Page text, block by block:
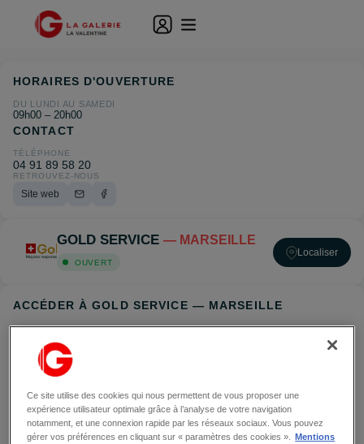
GOLD SERVICE — MARSEILLE
OUVERT
Localiser
ACCÉDER À GOLD SERVICE — MARSEILLE
HORAIRES D'OUVERTURE
DU LUNDI AU SAMEDI
09h00 – 20h00
CONTACT
TÉLÉPHONE
04 91 89 58 20
RETROUVEZ-NOUS
Site web
Ce site utilise des cookies qui nous permettent de vous proposer une
expérience utilisateur optimale grâce à l’analyse de votre navigation
notamment, et une connexion rapide par les réseaux sociaux. Vous pouvez
gérer vos préférences en cliquant sur « paramètres des cookies ».
Mentions